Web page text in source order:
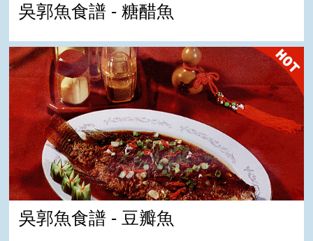
吳郭魚食譜 - 糖醋魚
吳郭魚食譜 - 豆瓣魚
吳郭魚食譜 - 豆瓣魚